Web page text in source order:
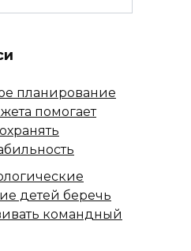
планирование
помогает
детей беречь
командный